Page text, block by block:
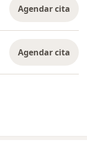
Agendar cita
Agendar cita